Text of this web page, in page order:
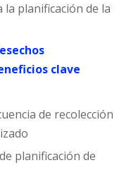
planificación de la
clave
de recolección
planificación de